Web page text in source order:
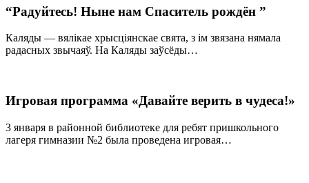
“Радуйтесь! Ныне нам Спаситель рождён ”
Каляды — вялікае хрысціянскае свята, з ім звязана нямала
радасных звычаяў. На Каляды заўсёды…
Игровая программа «Давайте верить в чудеса!»
3 января в районной библиотеке для ребят пришкольного
лагеря гимназии №2 была проведена игровая…